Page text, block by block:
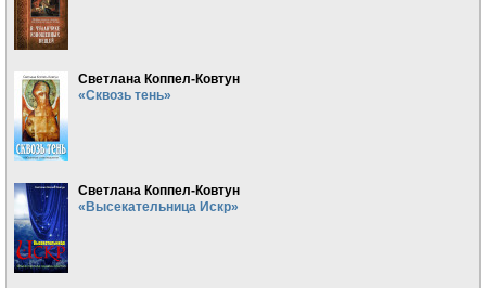
Светлана Коппел-Ковтун
«Сквозь тень»
Светлана Коппел-Ковтун
«Высекательница Искр»